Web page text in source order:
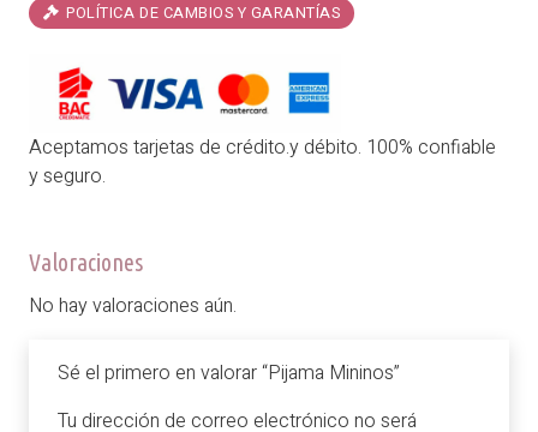
POLÍTICA DE CAMBIOS Y GARANTÍAS
Aceptamos tarjetas de crédito.y débito. 100% confiable
y seguro.
Valoraciones
No hay valoraciones aún.
Sé el primero en valorar “Pijama Mininos”
Tu dirección de correo electrónico no será